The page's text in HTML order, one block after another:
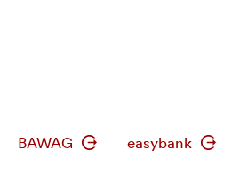
BAWAG easybank